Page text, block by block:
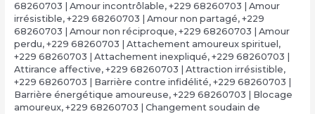
68260703 | Amour incontrôlable, +229 68260703 | Amour
irrésistible, +229 68260703 | Amour non partagé, +229
68260703 | Amour non réciproque, +229 68260703 | Amour
perdu, +229 68260703 | Attachement amoureux spirituel ,
+229 68260703 | Attachement inexpliqué, +229 68260703 |
Attirance affective, +229 68260703 | Attraction irrésistible,
+229 68260703 | Barrière contre infidélité, +229 68260703 |
Barrière énergétique amoureuse, +229 68260703 | Blocage
amoureux, +229 68260703 | Changement soudain de